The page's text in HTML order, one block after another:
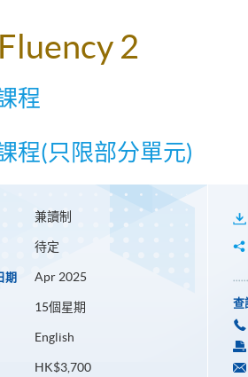
2
程
程(只限部分單元)
兼讀制
待定
期 Apr 2025
15個星期
English
HK$3,700
查